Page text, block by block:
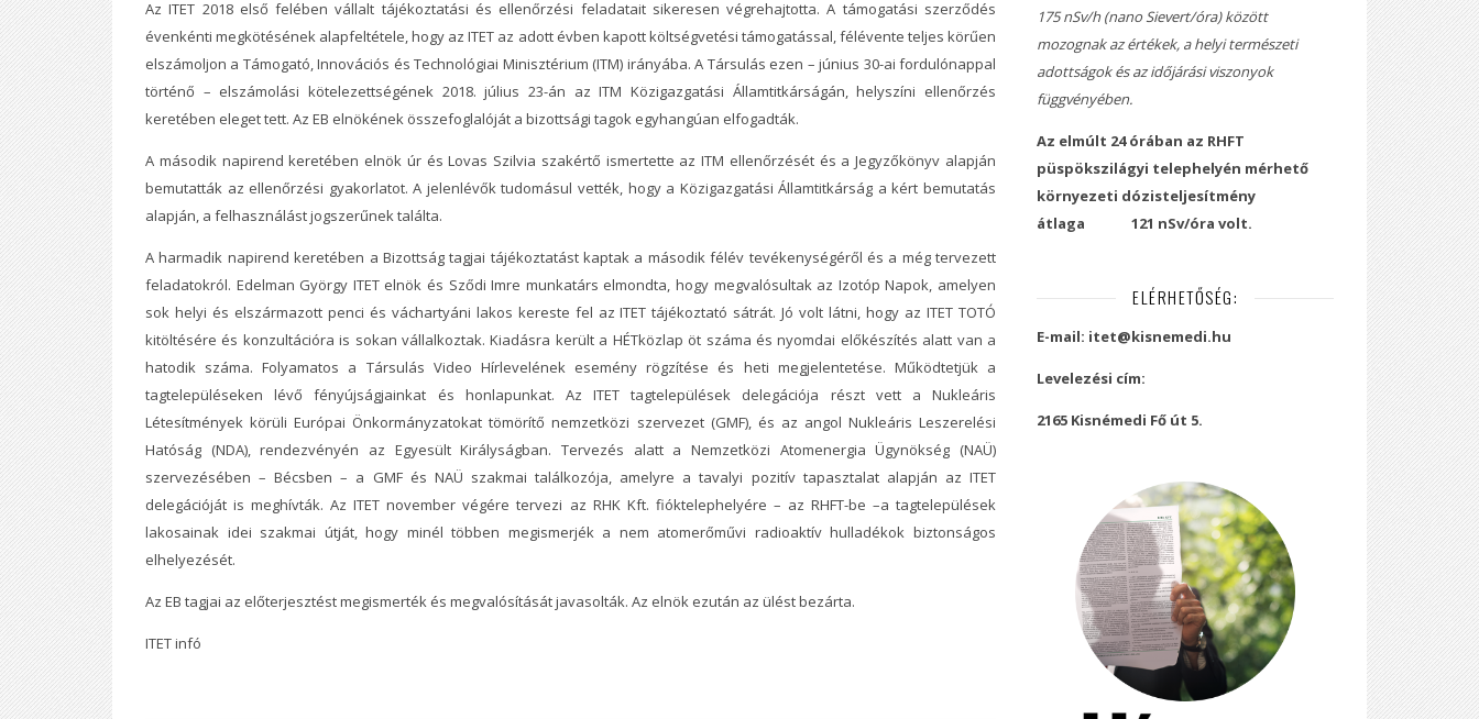
Az ITET 2018 első felében vállalt tájékoztatási és ellenőrzési feladatait sikeresen végrehajtotta. A támogatási szerződés
évenkénti megkötésének alapfeltétele, hogy az ITET az adott évben kapott költségvetési támogatással, félévente teljes körűen
elszámoljon a Támogató, Innovációs és Technológiai Minisztérium (ITM) irányába. A Társulás ezen – június 30-ai fordulónappal
történő – elszámolási kötelezettségének 2018. július 23-án az ITM Közigazgatási Államtitkárságán, helyszíni ellenőrzés
keretében eleget tett. Az EB elnökének összefoglalóját a bizottsági tagok egyhangúan elfogadták.
A második napirend keretében elnök úr és Lovas Szilvia szakértő ismertette az ITM ellenőrzését és a Jegyzőkönyv alapján
bemutatták az ellenőrzési gyakorlatot. A jelenlévők tudomásul vették, hogy a Közigazgatási Államtitkárság a kért bemutatás
alapján, a felhasználást jogszerűnek találta.
A harmadik napirend keretében a Bizottság tagjai tájékoztatást kaptak a második félév tevékenységéről és a még tervezett
feladatokról. Edelman György ITET elnök és Sződi Imre munkatárs elmondta, hogy megvalósultak az Izotóp Napok, amelyen
sok helyi és elszármazott penci és váchartyáni lakos kereste fel az ITET tájékoztató sátrát. Jó volt látni, hogy az ITET TOTÓ
kitöltésére és konzultációra is sokan vállalkoztak. Kiadásra került a HÉTközlap öt száma és nyomdai előkészítés alatt van a
hatodik száma. Folyamatos a Társulás Video Hírlevelének esemény rögzítése és heti megjelentetése. Működtetjük a
tagtelepüléseken lévő fényújságjainkat és honlapunkat. Az ITET tagtelepülések delegációja részt vett a Nukleáris
Létesítmények körüli Európai Önkormányzatokat tömörítő nemzetközi szervezet (GMF), és az angol Nukleáris Leszerelési
Hatóság (NDA), rendezvényén az Egyesült Királyságban. Tervezés alatt a Nemzetközi Atomenergia Ügynökség (NAÜ)
szervezésében – Bécsben – a GMF és NAÜ szakmai találkozója, amelyre a tavalyi pozitív tapasztalat alapján az ITET
delegációját is meghívták. Az ITET november végére tervezi az RHK Kft. fióktelephelyére – az RHFT-be –a tagtelepülések
lakosainak idei szakmai útját, hogy minél többen megismerjék a nem atomerőművi radioaktív hulladékok biztonságos
elhelyezését.
Az EB tagjai az előterjesztést megismerték és megvalósítását javasolták. Az elnök ezután az ülést bezárta.
ITET infó
175 nSv/h (nano Sievert/óra) között
mozognak az értékek, a helyi természeti
adottságok és az időjárási viszonyok
függvényében.
Az elmúlt 24 órában az RHFT
püspökszilágyi telephelyén mérhető
környezeti dózisteljesítmény
átlaga 121 nSv/óra volt.
ELÉRHETŐSÉG:
E-mail: itet@kisnemedi.hu
Levelezési cím:
2165 Kisnémedi Fő út 5.